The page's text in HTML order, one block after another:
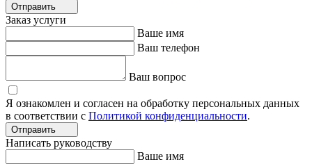
Отправить
Заказ услуги
Ваше имя
Ваш телефон
Ваш вопрос
Я ознакомлен и согласен на обработку персональных данных
в соответствии с Политикой конфиденциальности.
Отправить
Написать руководству
Ваше имя